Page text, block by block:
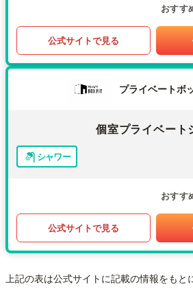
おすす
公式サイトで見る
プライベートボ
個室プライベート
シャワー
おすす
公式サイトで見る
上記の表は公式サイトに記載の情報をもと